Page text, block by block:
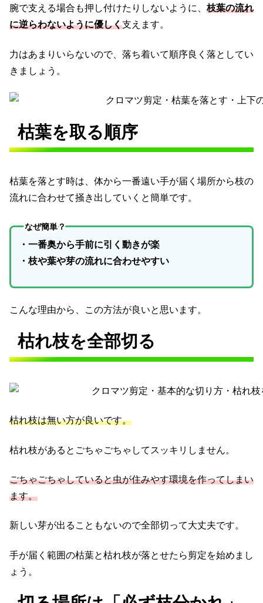
腕で支える場合も押し付けたりしないように、 枝葉の流れ
に逆らわないように優しく支えます。
力はあまりいらないので、落ち着いて順序良く落としてい
きましょう。
枯葉を取る順序
枯葉を落とす時は、体から一番遠い手が届く場所から枝の
流れに合わせて掻き出していくと簡単です。
なぜ簡単？
・一番奥から手前に引く動きが楽
・枝や葉や芽の流れに合わせやすい
こんな理由から、この方法が良いと思います。
枯れ枝を全部切る
枯れ枝は無い方が良いです。
枯れ枝があるとごちゃごちゃしてスッキリしません。
ごちゃごちゃしていると虫が住みやす環境を作ってしまい
ます。
新しい芽が出ることもないので全部切って大丈夫です。
手が届く範囲の枯葉と枯れ枝が落とせたら剪定を始めまし
ょう。